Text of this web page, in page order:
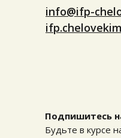
Подпишитесь
Будьте в курсе
info@ifp-